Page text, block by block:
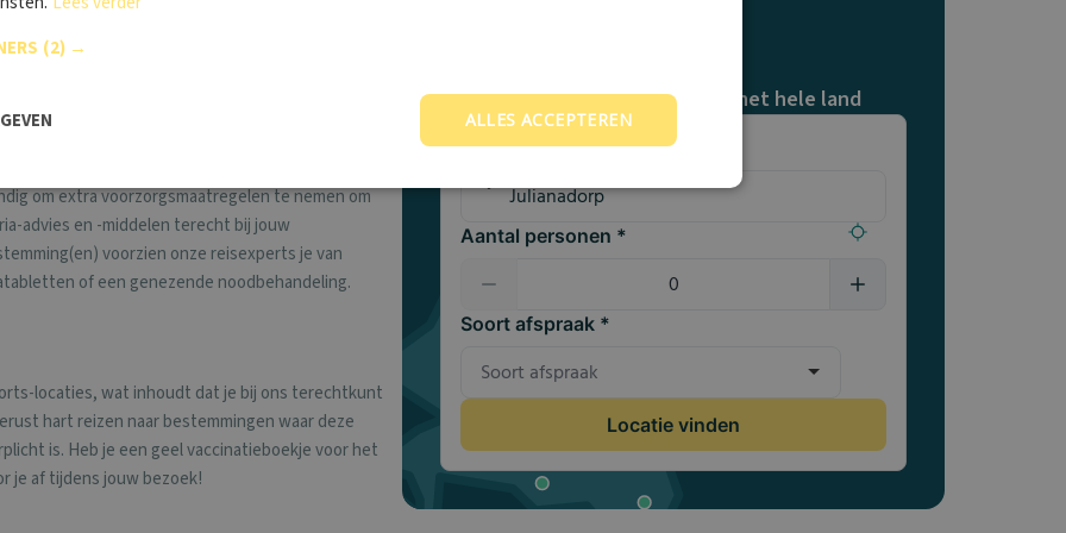
Rabiës Japanse encefalitis
om extra voorzorgsmaatregelen te nemen om
advies en -middelen terecht bij jouw
voorzien onze reisexperts je van
of een genezende noodbehandeling.
locaties, wat inhoudt dat je bij ons terechtkunt
hart reizen naar bestemmingen waar deze
is. Heb je een geel vaccinatieboekje voor het
je af tijdens jouw bezoek!
Met meer dan 100 locaties door het hele land
Jouw locatie
Soort afspraak *
Aantal personen *
Locatie vinden
(2) →
ALLES ACCEPTEREN